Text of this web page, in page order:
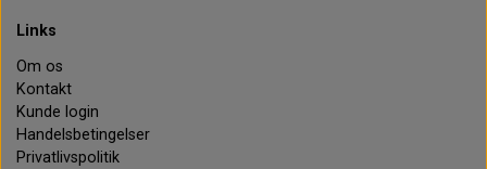
Links
Om os
Kontakt
Kunde login
Handelsbetingelser
Privatlivspolitik